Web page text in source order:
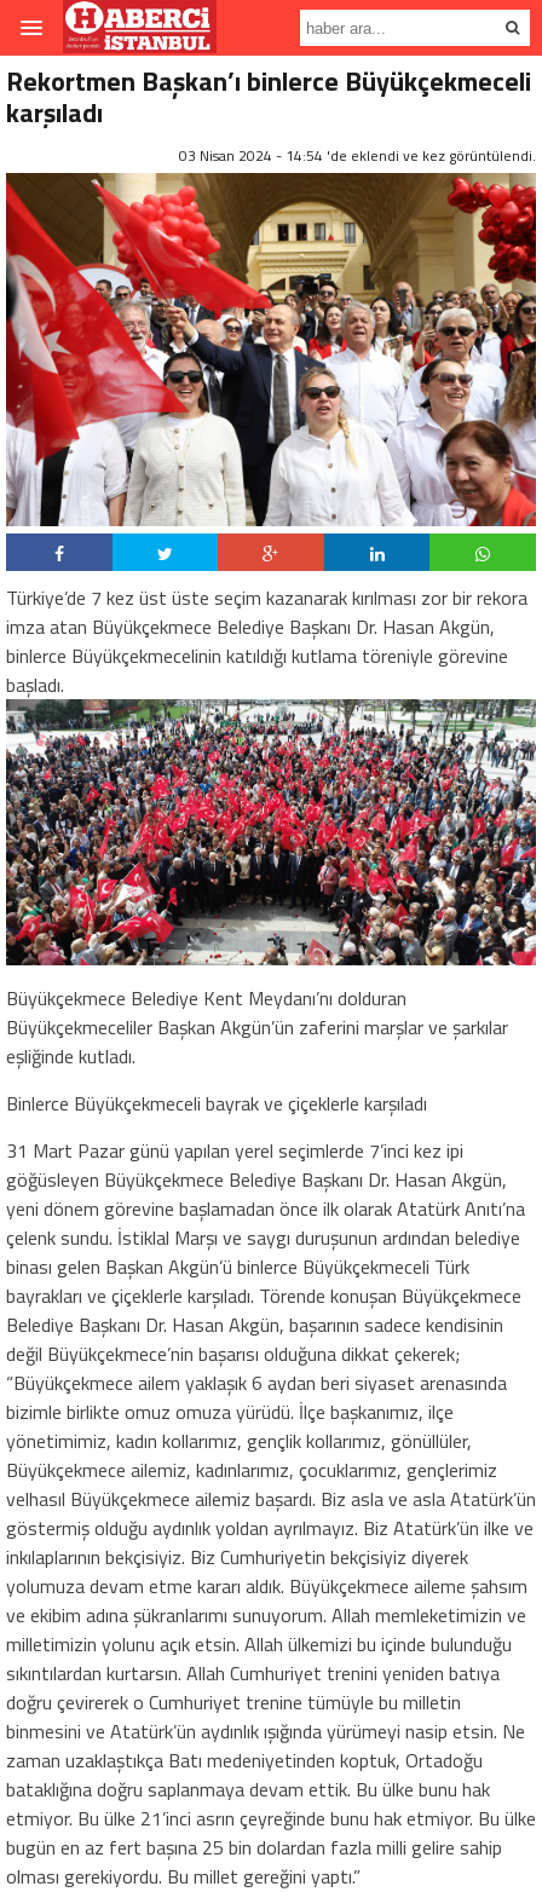
Rekortmen Başkan’ı binlerce Büyükçekmeceli
karşıladı
03 Nisan 2024 - 14:54 'de eklendi ve kez görüntülendi.
Türkiye’de 7 kez üst üste seçim kazanarak kırılması zor bir rekora
imza atan Büyükçekmece Belediye Başkanı Dr. Hasan Akgün,
binlerce Büyükçekmecelinin katıldığı kutlama töreniyle görevine
başladı.
Büyükçekmece Belediye Kent Meydanı’nı dolduran
Büyükçekmeceliler Başkan Akgün’ün zaferini marşlar ve şarkılar
eşliğinde kutladı.
Binlerce Büyükçekmeceli bayrak ve çiçeklerle karşıladı
31 Mart Pazar günü yapılan yerel seçimlerde 7’inci kez ipi
göğüsleyen Büyükçekmece Belediye Başkanı Dr. Hasan Akgün,
yeni dönem görevine başlamadan önce ilk olarakAtatürk Anıtı’na
çelenk sundu. İstiklal Marşı ve saygı duruşunun ardından belediye
binası gelen Başkan Akgün’ü binlerce Büyükçekmeceli Türk
bayrakları ve çiçeklerle karşıladı. Törende konuşan Büyükçekmece
Belediye Başkanı Dr. Hasan Akgün, başarının sadece kendisinin
değil Büyükçekmece’nin başarısı olduğuna dikkat çekerek;
“Büyükçekmece ailem yaklaşık 6 aydan beri siyaset arenasında
bizimle birlikte omuz omuza yürüdü. İlçe başkanımız, ilçe
yönetimimiz, kadın kollarımız, gençlik kollarımız, gönüllüler,
Büyükçekmece ailemiz, kadınlarımız, çocuklarımız, gençlerimiz
velhasıl Büyükçekmece ailemiz başardı. Biz asla ve asla Atatürk’ün
göstermiş olduğu aydınlık yoldan ayrılmayız. Biz Atatürk’ün ilke ve
inkılaplarının bekçisiyiz. Biz Cumhuriyetin bekçisiyiz diyerek
yolumuza devam etme kararı aldık. Büyükçekmece aileme şahsım
ve ekibim adına şükranlarımı sunuyorum. Allah memleketimizin ve
milletimizin yolunu açık etsin. Allah ülkemizi bu içinde bulunduğu
sıkıntılardan kurtarsın. Allah Cumhuriyet trenini yeniden batıya
doğru çevirerek o Cumhuriyet trenine tümüyle bu milletin
binmesini ve Atatürk’ün aydınlık ışığında yürümeyi nasip etsin. Ne
zaman uzaklaştıkça Batı medeniyetinden koptuk, Ortadoğu
bataklığına doğru saplanmaya devam ettik. Bu ülke bunu hak
etmiyor. Bu ülke 21’inci asrın çeyreğinde bunu hak etmiyor. Bu ülke
bugün en az fert başına 25 bin dolardan fazla milli gelire sahip
olması gerekiyordu. Bu millet gereğini yaptı.”